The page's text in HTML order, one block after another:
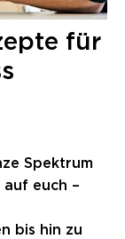
für
Spektrum
euch –
bis hin zu